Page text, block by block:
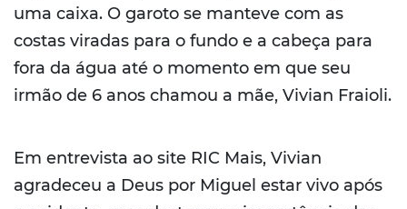
uma caixa. O garoto se manteve com as
costas viradas para o fundo e a cabeça para
fora da água até o momento em que seu
irmão de 6 anos chamou a mãe, Vivian Fraioli.
Em entrevista ao site RIC Mais, Vivian
agradeceu a Deus por Miguel estar vivo após